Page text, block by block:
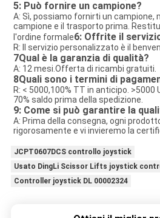
5: Può fornire un campione?
A: Sì, possiamo fornirti un campione,
campione e il trasporto prima.
l'ordine formale6: Offrite il
R: Il servizio personalizzato è il
7Qual è la garanzia di qualità?
A: 12 mesi.Offerta di ricambi gratuiti.
8Quali sono i termini di
R: < 5000,100% TT in anticipo. >5000
70% saldo prima della spedizione.
9: Come si può garantire la
A: Prima della consegna, ogni
rigorosamente e vi invieremo la
JCPT0607DCS controllo joystick
Usato DingLi Scissor Lifts joystick
Controller joystick DL 00002324